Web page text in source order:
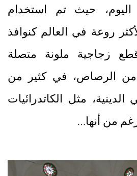
حيث تم استخدام
روعة في العالم كنوافذ
زجاجية ملونة متصلة
الرصاص، في كثير من
الدينية، مثل الكاتدرائيات
من أنها…